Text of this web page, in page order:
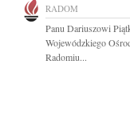
RADOM
Panu Dariuszowi
Wojewódzkiego
Radomiu...